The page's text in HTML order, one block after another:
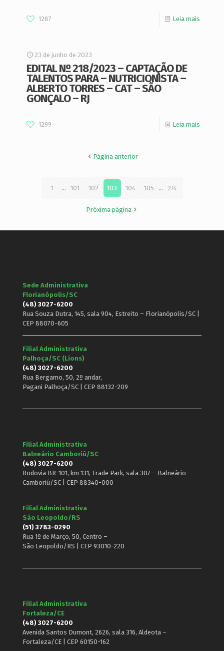
1287 Leia mais
23 de junho de 2023
EDITAL Nº 218/2023 – CAPTAÇÃO DE
TALENTOS PARA – NUTRICIONISTA –
ALBERTO TORRES – CAT – SÃO
GONÇALO – RJ
1299 Leia mais
Página anterior
1 ... 101 102 103 104 105 ... 274
Próxima página
Sede Administrativa
Florianópolis/SC
(48) 3027-6200
Rua Souza Dutra, 145, sala 904, Estreito – Florianópolis/SC |
CEP 88070-605
Filial Administrativa
Palhoça/SC (Lions)
(48) 3027-6200
Rua Bergamo, 50, 2º andar,
Pagani Palhoça/SC | CEP 88132-209
Filial Administrativa
Balneário Camboriú/SC
(48) 3027-6200
Rodovia BR-101, km 131, Trade Park, sala 307 – Balneário
Camboriú/SC | CEP 88340-000
Filial Administrativa
São Leopoldo/RS
(51) 3783-0290
Rua 1º de Março, 50, Centro –
São Leopoldo/RS | CEP 93010-220
Filial Administrativa
Fortaleza/CE
(48) 3027-6200
Avenida Santos Dumont, 2626, sala 316, Aldeota –
Fortaleza/CE | CEP 60150-162